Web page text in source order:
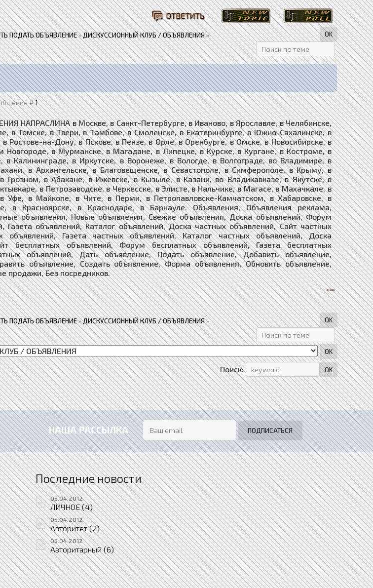
ПОДАТЬ ОБЪЯВЛЕНИЕ»ДИСКУССИОННЫЙ КЛУБ / ОБЪЯВЛЕНИЯ»
#1
НАПРАСЛИНА в Москве, в Санкт-Петербурге, в Иваново, в Ярославле, в Челябинске,
в Томске, в Твери, в Тамбове, в Смоленске, в Екатеринбурге, в Южно-Сахалинске, в
Ростове-на-Дону, в Пскове, в Пензе, в Орле, в Оренбурге, в Омске, в Новосибирске, в
Новгороде, в Мурманске, в Магадане, в Липецке, в Курске, в Кургане, в Костроме, в
в Калининграде, в Иркутске, в Воронеже, в Вологде, в Волгограде, во Владимире, в
в Архангельске, в Благовещенске, в Севастополе, в Симферополе, в Крыму, в
Грозном, в Абакане, в Ижевске, в Кызыле, в Казани, во Владикавказе, в Якутске, в
в Петрозаводске, в Черкесске, в Элисте, в Нальчике, в Магасе, в Махачкале, в
Уфе, в Майкопе, в Чите, в Перми, в Петропавловске-Камчатском, в Хабаровске, в
в Красноярске, в Краснодаре, в Барнауле. Объявления, Объявления реклама,
объявления, Новые объявления, Свежие объявления, Доска объявлений, Форум
Газета объявлений, Каталог объявлений, Доска частных объявлений, Сайт частных
Газета частных объявлений, Каталог частных объявлений, Доска
бесплатных объявлений, Форум бесплатных объявлений, Газета бесплатных
объявлений, Дать объявление, Подать объявление, Добавить объявление,
объявление, Создать объявление, Форма объявления, Обновить объявление,
продажи, Без посредников.
ПОДАТЬ ОБЪЯВЛЕНИЕ»ДИСКУССИОННЫЙ КЛУБ / ОБЪЯВЛЕНИЯ»
Поиск:
НАША РАССЫЛКА
Последние новости
05.04.2012
ЛИЧНОЕ (4)
05.04.2012
Авторитет (2)
05.04.2012
Авторитарный (6)